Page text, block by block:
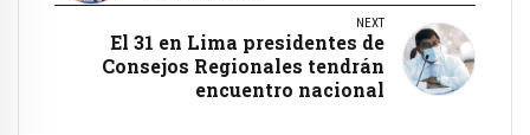
NEXT
El 31 en Lima presidentes de
Consejos Regionales tendrán
encuentro nacional